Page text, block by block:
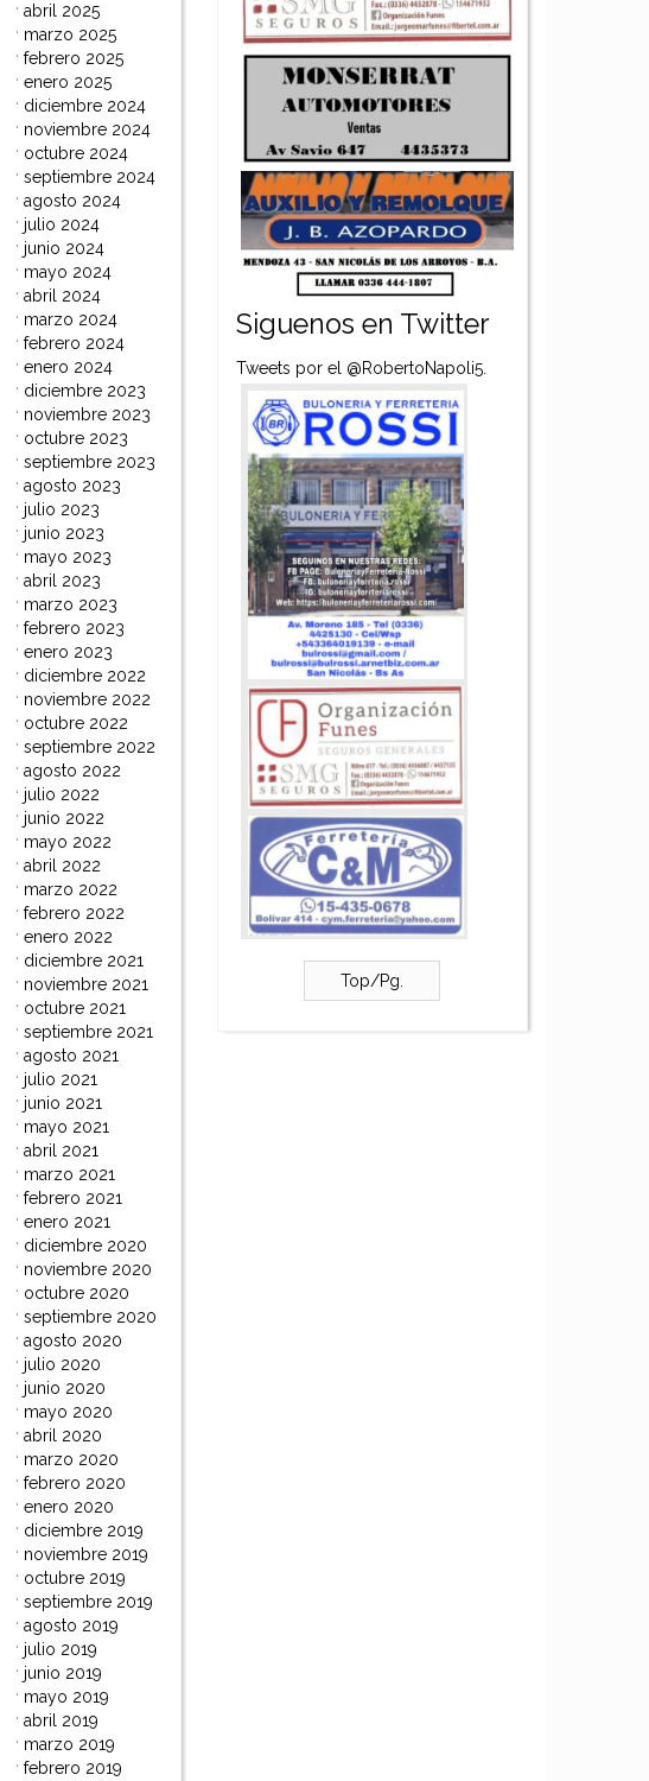
abril 2025
marzo 2025
febrero 2025
enero 2025
diciembre 2024
noviembre 2024
octubre 2024
septiembre 2024
agosto 2024
julio 2024
junio 2024
mayo 2024
abril 2024
marzo 2024
febrero 2024
enero 2024
diciembre 2023
noviembre 2023
octubre 2023
septiembre 2023
agosto 2023
julio 2023
junio 2023
mayo 2023
abril 2023
marzo 2023
febrero 2023
enero 2023
diciembre 2022
noviembre 2022
octubre 2022
septiembre 2022
agosto 2022
julio 2022
junio 2022
mayo 2022
abril 2022
marzo 2022
febrero 2022
enero 2022
diciembre 2021
noviembre 2021
octubre 2021
septiembre 2021
agosto 2021
julio 2021
junio 2021
mayo 2021
abril 2021
marzo 2021
febrero 2021
enero 2021
diciembre 2020
noviembre 2020
octubre 2020
septiembre 2020
agosto 2020
julio 2020
junio 2020
mayo 2020
abril 2020
marzo 2020
febrero 2020
enero 2020
diciembre 2019
noviembre 2019
octubre 2019
septiembre 2019
agosto 2019
julio 2019
junio 2019
mayo 2019
abril 2019
marzo 2019
febrero 2019
Siguenos en Twitter
Tweets por el @RobertoNapoli5.
Top/Pg.